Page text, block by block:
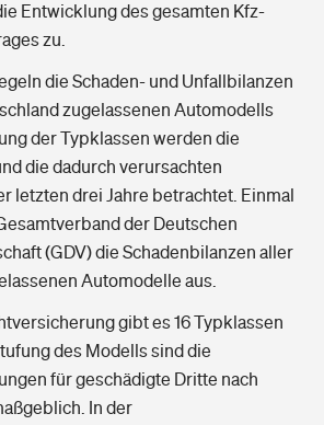
Entwicklung des gesamten Kfz-
zu.
die Schaden- und Unfallbilanzen
zugelassenen Automodells
der Typklassen werden die
die dadurch verursachten
letzten drei Jahre betrachtet. Einmal
der Deutschen
(GDV) die Schadenbilanzen aller
Automodelle aus.
gibt es 16 Typklassen
des Modells sind die
für geschädigte Dritte nach
In der